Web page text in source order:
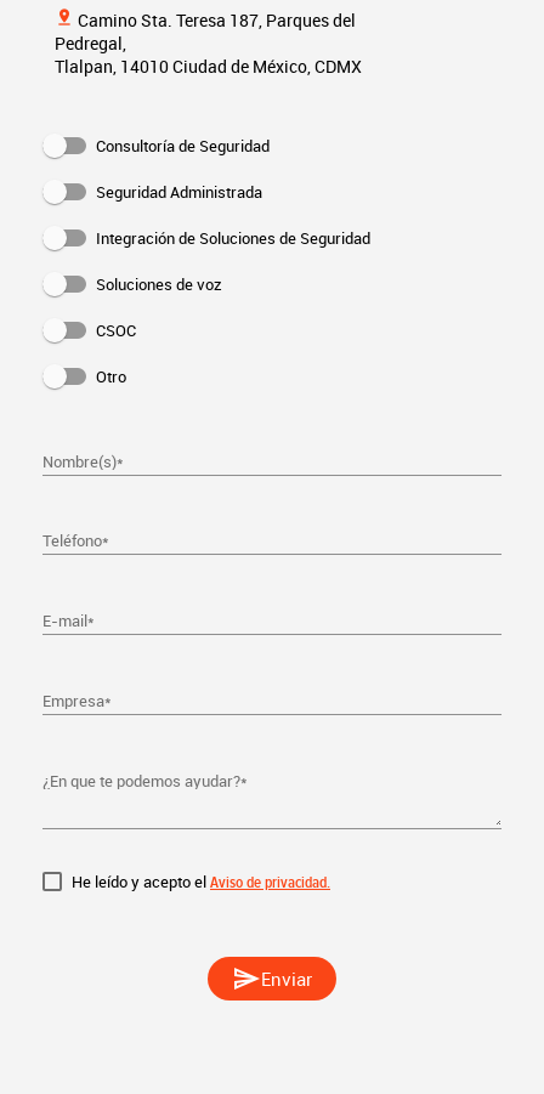
pin_drop Camino Sta. Teresa 187, Parques del
Pedregal,
Tlalpan, 14010 Ciudad de México, CDMX
Consultoría de Seguridad
Seguridad Administrada
Integración de Soluciones de Seguridad
Soluciones de voz
CSOC
Otro
Nombre(s)*
Teléfono*
E-mail*
Empresa*
¿En que te podemos ayudar?*
He leído y acepto elAviso de privacidad.
sendEnviar